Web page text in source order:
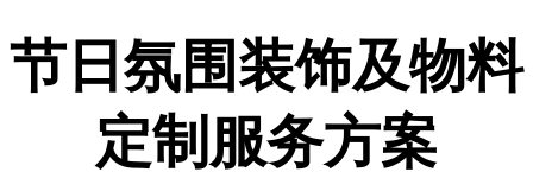
节日氛围装饰及物料
定制服务方案